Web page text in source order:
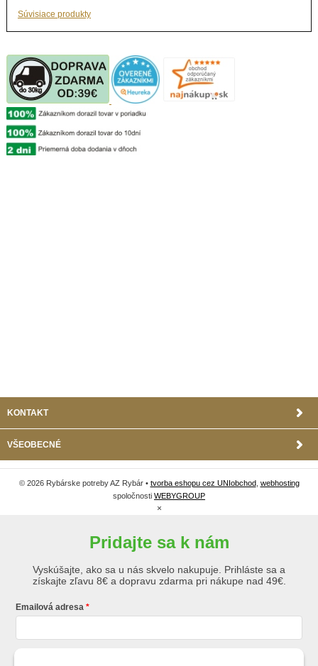
Súvisiace produkty
KONTAKT
VŠEOBECNÉ
© 2026 Rybárske potreby AZ Rybár • tvorba eshopu cez UNIobchod, webhosting
spoločnosti WEBYGROUP
×
Pridajte sa k nám
Vyskúšajte, ako sa u nás skvelo nakupuje. Prihláste sa a
získajte zľavu 8€ a dopravu zdarma pri nákupe nad 49€.
Emailová adresa